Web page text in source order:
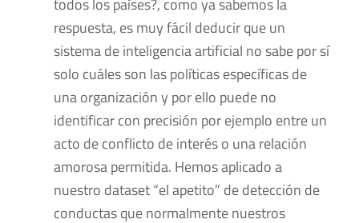
todos los países?, como ya sabemos la
respuesta, es muy fácil deducir que un
sistema de inteligencia artificial no sabe por sí
solo cuáles son las políticas específicas de
una organización y por ello puede no
identificar con precisión por ejemplo entre un
acto de conflicto de interés o una relación
amorosa permitida. Hemos aplicado a
nuestro dataset “el apetito” de detección de
conductas que normalmente nuestros